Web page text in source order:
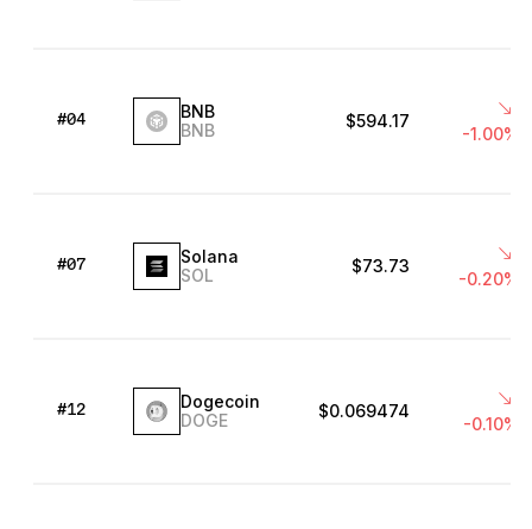
#04
BNB
BNB
$594.17
-1.00%
#07
Solana
SOL
$73.73
-0.20%
#12
Dogecoin
DOGE
$0.069474
-0.10%